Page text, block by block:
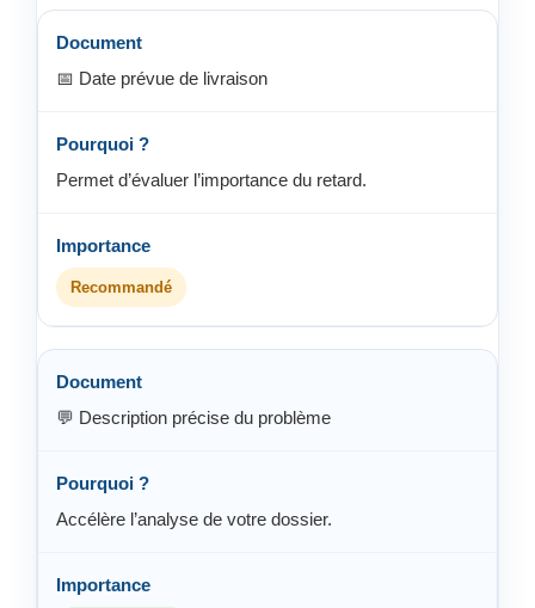
📅 Date prévue de livraison
Permet d’évaluer l’importance du retard.
Recommandé
💬 Description précise du problème
Accélère l’analyse de votre dossier.